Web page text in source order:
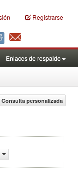
Registrarse
Enlaces de respaldo
Consulta personalizada